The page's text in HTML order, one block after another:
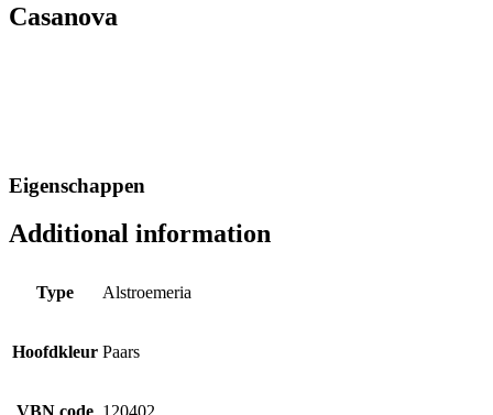
Casanova
Eigenschappen
Additional information
Type Alstroemeria
Hoofdkleur Paars